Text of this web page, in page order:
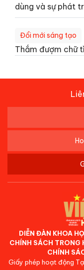
dùng và sự phát
Đổi mới sáng tạo
Thắm đượm chữ
DIỄN ĐÀN KHOA
CHÍNH SÁCH TRONG
CHÍNH
Giấy phép hoạt động